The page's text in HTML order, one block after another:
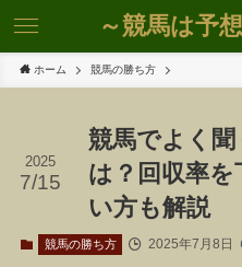
～競馬は予
ホーム 競馬の勝ち方
競馬でよく
は？回収率
い方も解説
2025
7/15
競馬の勝ち方 2025年7月8日